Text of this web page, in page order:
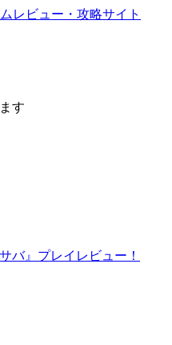
す
バ』プレイレビュー！